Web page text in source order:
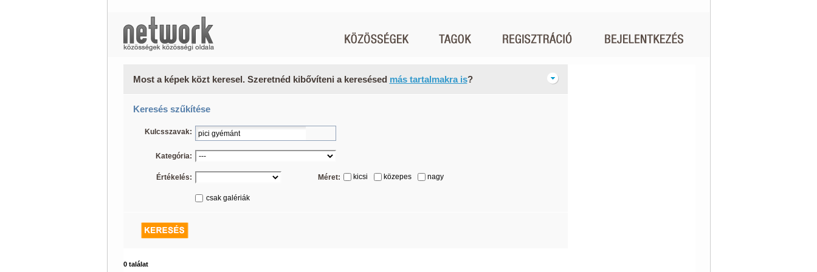
Most a képek közt keresel. Szeretnéd kibővíteni a keresésed más tartalmakra is?
Keresés szűkítése
Kulcsszavak:
Kategória:
Értékelés: Méret: kicsi közepes nagy
csak galériák
0 találat